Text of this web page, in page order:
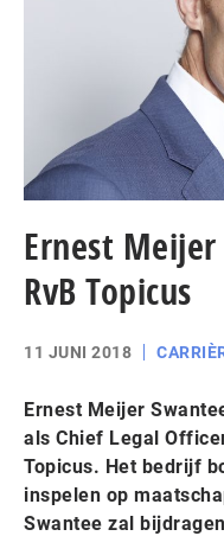
Ernest
RvB Topicus
11 JUNI 2018
Ernest Meijer
als Chief Legal
Topicus. Het bedrijf
inspelen op
Swantee zal